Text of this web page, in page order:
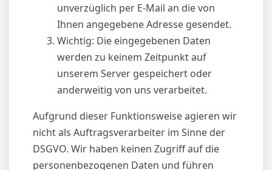
unverzüglich per E-Mail an die von
Ihnen angegebene Adresse gesendet.
Wichtig: Die eingegebenen Daten
werden zu keinem Zeitpunkt auf
unserem Server gespeichert oder
anderweitig von uns verarbeitet.
Aufgrund dieser Funktionsweise agieren wir
nicht als Auftragsverarbeiter im Sinne der
DSGVO. Wir haben keinen Zugriff auf die
personenbezogenen Daten und führen